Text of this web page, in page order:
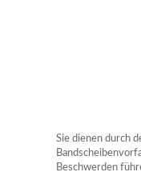
Sie dienen durch
Beschwerden